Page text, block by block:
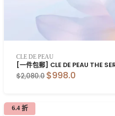
CLE DE PEAU
[一件包郵] CLE DE PEAU THE
$2,080.0 $998.0
6.4 折